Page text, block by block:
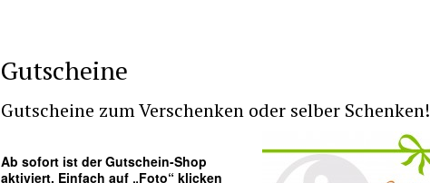
Gutscheine
Gutscheine zum Verschenken oder selber Schenken!
Ab sofort ist der Gutschein-Shop
aktiviert. Einfach auf „Foto“ klicken